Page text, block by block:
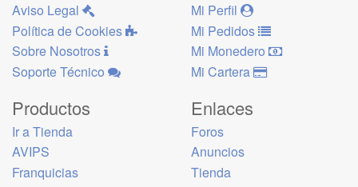
Aviso Legal
Política de Cookies
Sobre Nosotros
Soporte Técnico
Mi Perfil
Mi Pedidos
Mi Monedero
Mi Cartera
Productos
Ir a Tienda
AVIPS
Franquicias
Enlaces
Foros
Anuncios
Tienda